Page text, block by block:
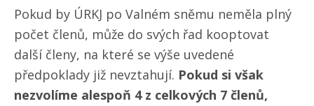
Pokud by ÚRKJ po Valném sněmu neměla plný
počet členů, může do svých řad kooptovat
další členy, na které se výše uvedené
předpoklady již nevztahují. Pokud si však
nezvolíme alespoň 4 z celkových 7 členů,